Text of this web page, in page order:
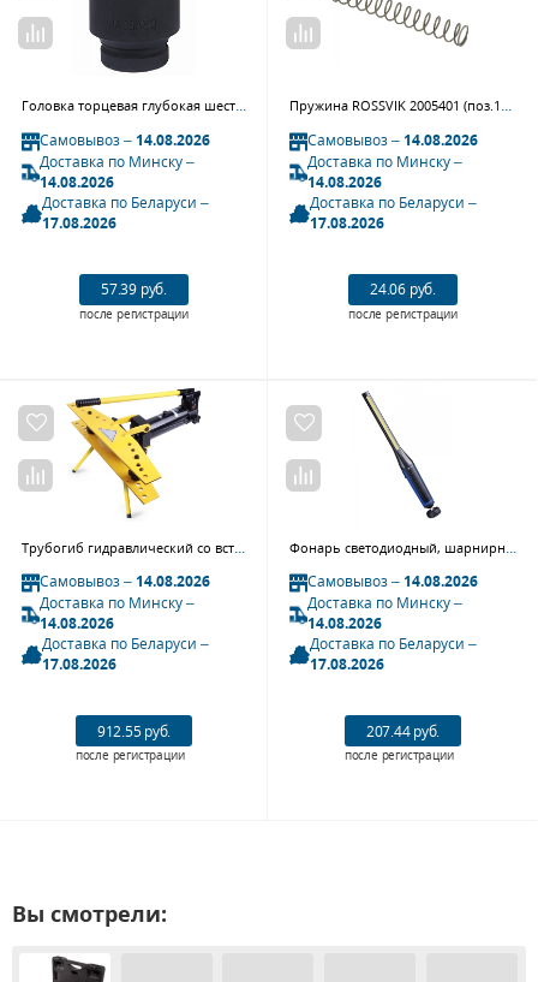
Головка торцевая глубокая шестигранная 1", 50 мм, для мультипликатора МАСТАК 005-80650
Самовывоз –14.08.2026
Доставка по Минску –
14.08.2026
Доставка по Беларуси –
17.08.2026
57.39 руб.
после регистрации
Пружина ROSSVIK 2005401 (поз.111)
Самовывоз –14.08.2026
Доставка по Минску –
14.08.2026
Доставка по Беларуси –
17.08.2026
24.06 руб.
после регистрации
Самовывоз –14.08.2026
Доставка по Минску –
14.08.2026
Доставка по Беларуси –
17.08.2026
912.55 руб.
после регистрации
Самовывоз –14.08.2026
Доставка по Минску –
14.08.2026
Доставка по Беларуси –
17.08.2026
207.44 руб.
после регистрации
Вы смотрели: